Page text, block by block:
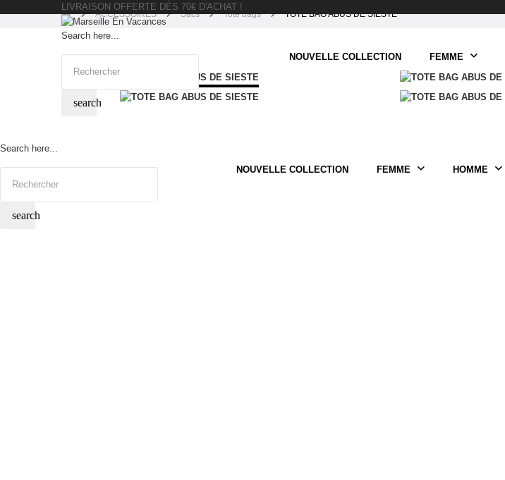
LIVRAISON OFFERTE DÈS 70€ D'ACHAT !
Search here...
search
NOUVELLE COLLECTION FEMME
Search here...
search
NOUVELLE COLLECTION FEMME HOMME
ACCESSOIRES Sacs Tote bags TOTE BAG ABUS DE SIESTE